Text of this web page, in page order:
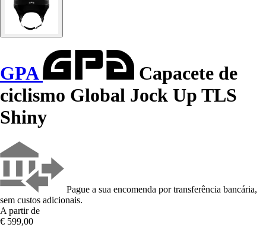
GPA
Capacete de
ciclismo Global Jock Up TLS
Shiny
Pague a sua encomenda por transferência bancária,
sem custos adicionais.
A partir de
€ 599,00